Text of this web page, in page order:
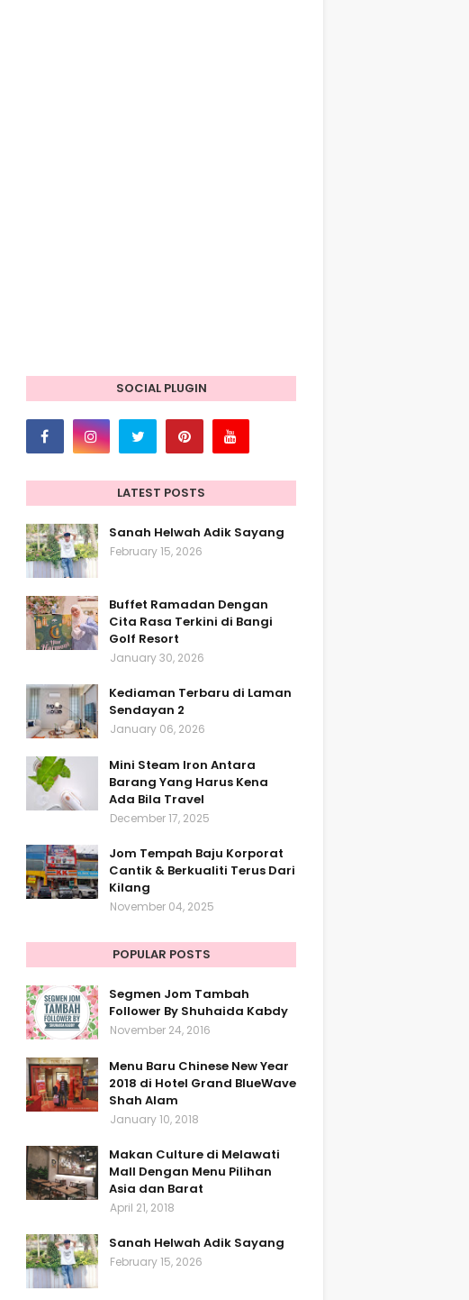
SOCIAL PLUGIN
LATEST POSTS
Sanah Helwah Adik Sayang
February 15, 2026
Buffet Ramadan Dengan
Cita Rasa Terkini di Bangi
Golf Resort
January 30, 2026
Kediaman Terbaru di Laman
Sendayan 2
January 06, 2026
Mini Steam Iron Antara
Barang Yang Harus Kena
Ada Bila Travel
December 17, 2025
Jom Tempah Baju Korporat
Cantik & Berkualiti Terus Dari
Kilang
November 04, 2025
POPULAR POSTS
Segmen Jom Tambah
Follower By Shuhaida Kabdy
November 24, 2016
Menu Baru Chinese New Year
2018 di Hotel Grand BlueWave
Shah Alam
January 10, 2018
Makan Culture di Melawati
Mall Dengan Menu Pilihan
Asia dan Barat
April 21, 2018
Sanah Helwah Adik Sayang
February 15, 2026